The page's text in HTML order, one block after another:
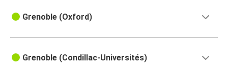
Grenoble (Oxford)
Grenoble (Condillac-Universités)